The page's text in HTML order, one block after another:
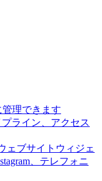
理できます
ライン、アクセス
ェブサイトウィジェ
、テレフォニ